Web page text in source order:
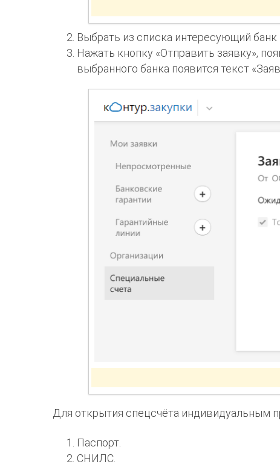
Выбрать из списка интересующий
Нажать кнопку «Отправить заявку»,
выбранного банка появится текст
Для открытия спецсчёта индивидуальным
Паспорт.
СНИЛС.